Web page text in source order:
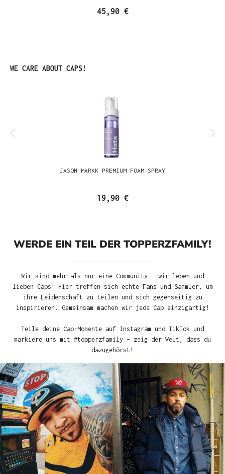
45,90 €
Produktgalerie überspringen
WE CARE ABOUT CAPS!
JASON MARKK PREMIUM FOAM SPRAY
19,90 €
WERDE EIN TEIL DER TOPPERZFAMILY!
Wir sind mehr als nur eine Community – wir leben und
lieben Caps! Hier treffen sich echte Fans und Sammler, um
ihre Leidenschaft zu teilen und sich gegenseitig zu
inspirieren. Gemeinsam machen wir jede Cap einzigartig!
Teile deine Cap-Momente auf Instagram und TikTok und
markiere uns mit #topperzfamily – zeig der Welt, dass du
dazugehörst!